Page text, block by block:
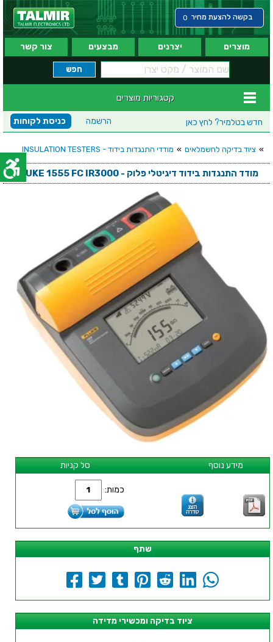
בקשה להצעת מחיר 0
מוצרים יצרנים מבצעים צור קשר
קטגוריות מוצרים
חדש בטלמיר? לחץ כאן כניסת לקוחות הרשמה
» ציוד בדיקה לחשמלאים » מודדי התנגדות בידוד - INSULATION TESTERS
מודד התנגדות בידוד דיגיטלי פלוק - FLUKE 1555 FC IR3000
סל קניות מידע נוסף
כמות:
שתף
ציוד בדיקה ומכשירי מדידה